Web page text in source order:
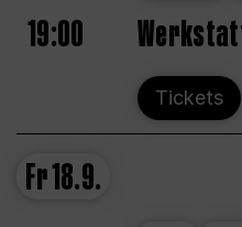
19:00
Tickets
Fr18.9.